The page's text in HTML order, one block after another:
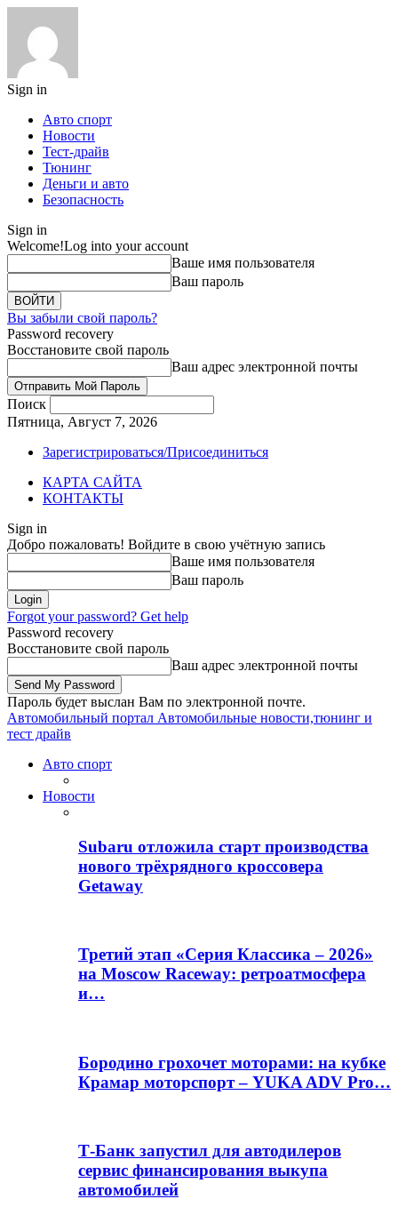
Sign in
Авто спорт
Новости
Тест-драйв
Тюнинг
Деньги и авто
Безопасность
Sign in
Welcome!Log into your account
Ваше имя пользователя
Ваш пароль
Вы забыли свой пароль?
Password recovery
Восстановите свой пароль
Ваш адрес электронной почты
Поиск
Пятница, Август 7, 2026
Зарегистрироваться/Присоединиться
КАРТА САЙТА
КОНТАКТЫ
Sign in
Добро пожаловать! Войдите в свою учётную запись
Ваше имя пользователя
Ваш пароль
Forgot your password? Get help
Password recovery
Восстановите свой пароль
Ваш адрес электронной почты
Пароль будет выслан Вам по электронной почте.
Автомобильный портал Автомобильные новости,тюнинг и
тест драйв
Авто спорт
Новости
Subaru отложила старт производства
нового трёхрядного кроссовера
Getaway
Третий этап «Серия Классика – 2026»
на Moscow Raceway: ретроатмосфера
и…
Бородино грохочет моторами: на кубке
Крамар моторспорт – YUKA ADV Pro…
Т-Банк запустил для автодилеров
сервис финансирования выкупа
автомобилей